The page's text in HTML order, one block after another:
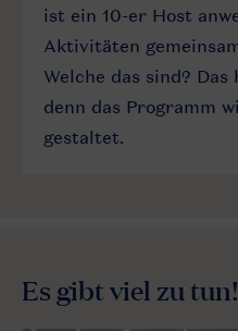
ist ein 10-er Host
Aktivitäten
Welche das sind?
denn das Programm
gestaltet.
Es gibt viel zu tun!